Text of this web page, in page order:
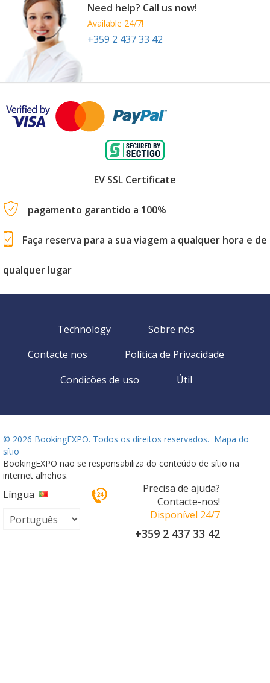
Need help? Call us now!
Available 24/7!
+359 2 437 33 42
EV SSL Certificate
pagamento garantido a 100%
Faça reserva para a sua viagem a qualquer hora e de
qualquer lugar
Technology
Sobre nós
Contacte nos
Política de Privacidade
Condicões de uso
Útil
© 2026 BookingEXPO. Todos os direitos reservados. Mapa do
sítio
BookingEXPO não se responsabiliza do conteúdo de sítio na
internet alhehos.
Língua
Precisa de ajuda?
Contacte-nos!
Disponível 24/7
+359 2 437 33 42